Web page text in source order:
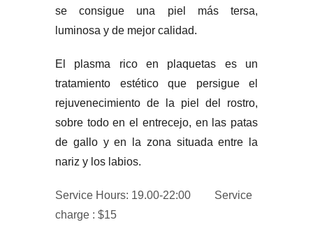
se consigue una piel más tersa,
luminosa y de mejor calidad.
El plasma rico en plaquetas es un
tratamiento estético que persigue el
rejuvenecimiento de la piel del rostro,
sobre todo en el entrecejo, en las patas
de gallo y en la zona situada entre la
nariz y los labios.
Service Hours: 19.00-22:00
Service
charge : $15